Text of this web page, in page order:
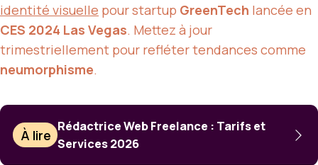
identité visuelle pour startup GreenTech lancée en
CES 2024 Las Vegas. Mettez à jour
trimestriellement pour refléter tendances comme
neumorphisme.
À lire
Rédactrice Web Freelance : Tarifs et
Services 2026